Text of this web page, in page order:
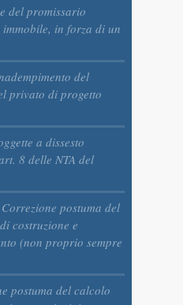
del promissario
in forza di un
del
privato di progetto
a dissesto
8 delle NTA del
Correzione postuma del
costruzione e
(non proprio sempre
postuma del calcolo